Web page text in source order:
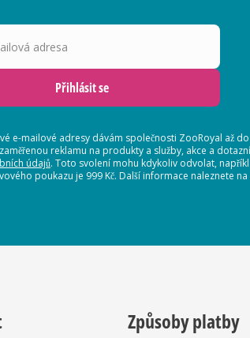
adresa
Přihlásit se
e-mailové adresy dávám společnosti ZooRoyal až
reklamu na produkty a služby, akce a
údajů. Toto svolení mohu kdykoliv odvolat,
poukazu je 999 Kč. Další informace naleznete
Způsoby platby